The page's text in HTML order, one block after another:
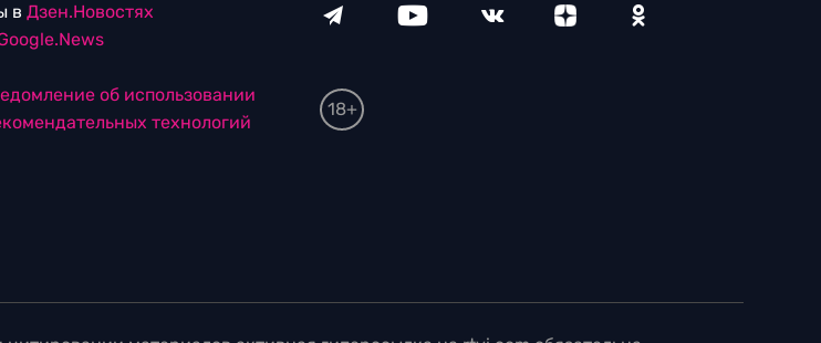
в Дзен.Новостях
об использовании
технологий
18+